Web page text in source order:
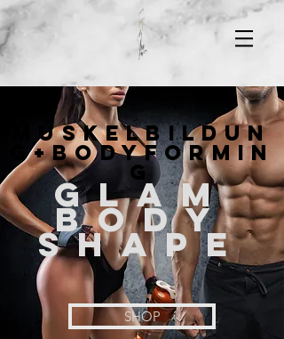
MUSKELBILDUN
G+BODYFORMIN
G
GLAM
BODY
SHAPE
SHOP